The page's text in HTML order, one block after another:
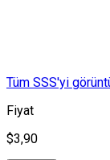
Tüm SSS'yi
Fiyat
$3,90